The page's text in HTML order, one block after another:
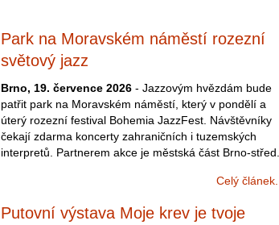
Park na Moravském náměstí rozezní
světový jazz
Brno, 19. července 2026 - Jazzovým hvězdám bude
patřit park na Moravském náměstí, který v pondělí a
úterý rozezní festival Bohemia JazzFest. Návštěvníky
čekají zdarma koncerty zahraničních i tuzemských
interpretů. Partnerem akce je městská část Brno-střed.
Celý článek...
Putovní výstava Moje krev je tvoje